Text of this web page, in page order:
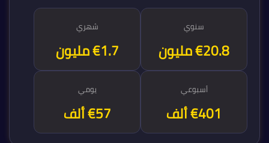
سنوي
€20.8 مليون
شهري
€1.7 مليون
أسبوعي
€401 ألف
يومي
€57 ألف